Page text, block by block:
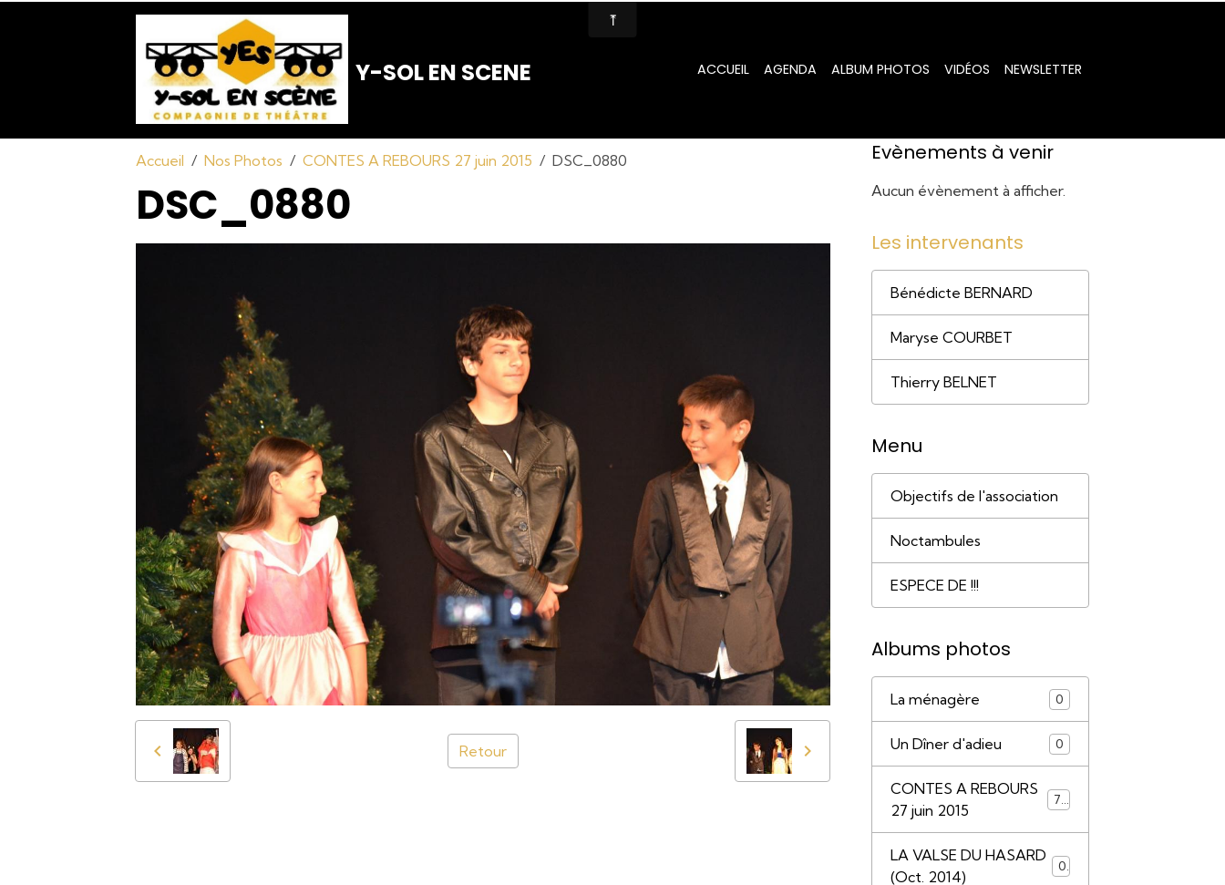
Y-SOL EN SCENE ACCUEIL AGENDA ALBUM PHOTOS VIDÉOS NEWSLETTER
Accueil Nos Photos CONTES A REBOURS 27 juin 2015 DSC_0880
DSC_0880
Retour
Evènements à venir
Aucun évènement à afficher.
Les intervenants
Bénédicte BERNARD
Maryse COURBET
Thierry BELNET
Menu
Objectifs de l'association
Noctambules
ESPECE DE !!!
Albums photos
La ménagère 0
Un Dîner d'adieu 0
CONTES A REBOURS
27 juin 2015
79
LA VALSE DU HASARD
(Oct. 2014)
0